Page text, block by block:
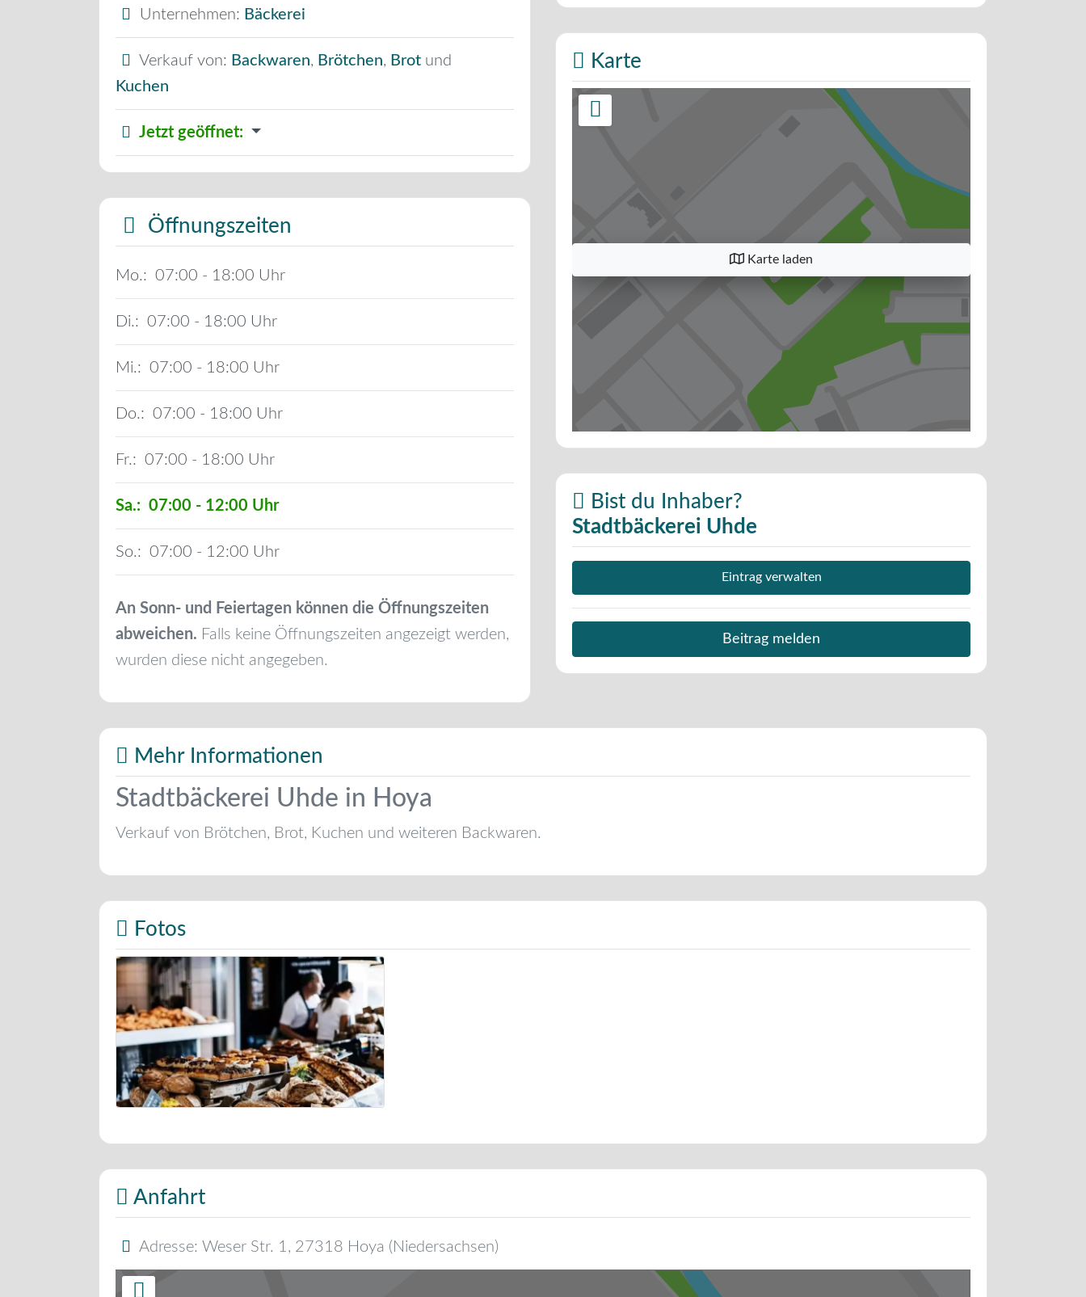
Unternehmen: Bäckerei
Verkauf von: Backwaren, Brötchen, Brot und
Kuchen
Jetzt geöffnet:
Öffnungszeiten
Mo.: 07:00 - 18:00
Di.: 07:00 - 18:00
Mi.: 07:00 - 18:00
Do.: 07:00 - 18:00
Fr.: 07:00 - 18:00
Sa.: 07:00 - 12:00
So.: 07:00 - 12:00
An Sonn- und Feiertagen können die Öffnungszeiten
abweichen. Falls keine Öffnungszeiten angezeigt werden,
wurden diese nicht angegeben.
Karte
Karte laden
Bist du Inhaber?
Stadtbäckerei Uhde
Eintrag verwalten
Beitrag melden
Mehr Informationen
Stadtbäckerei Uhde in Hoya
Verkauf von Brötchen, Brot, Kuchen und weiteren Backwaren.
Fotos
Bäckerei Musterbild
Anfahrt
Adresse: Weser Str. 1, 27318 Hoya ( Niedersachsen)